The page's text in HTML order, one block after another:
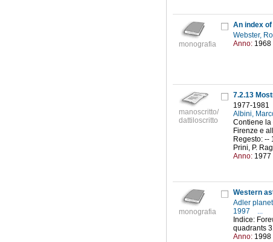
monografia
An index
Webster,
Anno: 1968
manoscritto/
dattiloscritto
7.2.13
1977-1981
Albini,
Contiene la
Firenze e
Regesto: --
Prini, P.
Anno: 1977
monografia
Western
Adler
1997
...
Indice:
quadrants
Anno: 1998